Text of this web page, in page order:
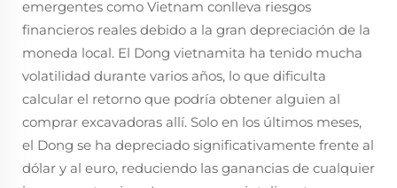
emergentes como Vietnam conlleva riesgos
financieros reales debido a la gran depreciación de la
moneda local. El Dong vietnamita ha tenido mucha
volatilidad durante varios años, lo que dificulta
calcular el retorno que podría obtener alguien al
comprar excavadoras allí. Solo en los últimos meses,
el Dong se ha depreciado significativamente frente al
dólar y al euro, reduciendo las ganancias de cualquier